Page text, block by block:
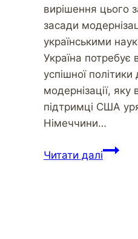
вирішення цього
засади
українськими
Україна
успішної
модернізації,
підтримці США
Німеччини…
Читати далі